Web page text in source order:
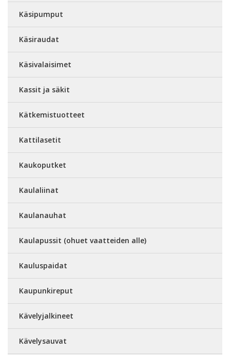
Käsipumput
Käsiraudat
Käsivalaisimet
Kassit ja säkit
Kätkemistuotteet
Kattilasetit
Kaukoputket
Kaulaliinat
Kaulanauhat
Kaulapussit (ohuet vaatteiden alle)
Kauluspaidat
Kaupunkireput
Kävelyjalkineet
Kävelysauvat